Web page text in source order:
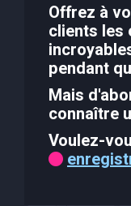
Offrez à
clients les
pendant
Mais
connaître
Voulez-